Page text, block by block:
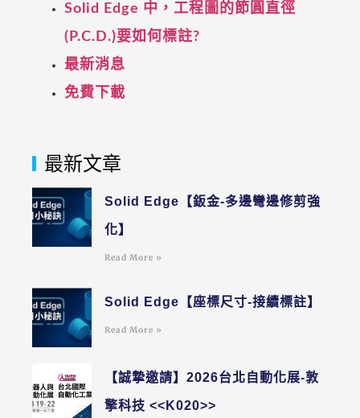
Solid Edge 中，工程圖的節圓直徑
(P.C.D.)要如何標註?
最新消息
免費下載
最新文章
Solid Edge【鈑金-多邊彎邊修剪強
化】
Read More »
Solid Edge【座標尺寸-接續標註】
Read More »
【誠摯邀請】2026台北自動化展-敦
擎科技 <<K020>>